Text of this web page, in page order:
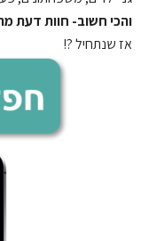
והכי חשוב- חוות דעת
אז שנתחיל ?!